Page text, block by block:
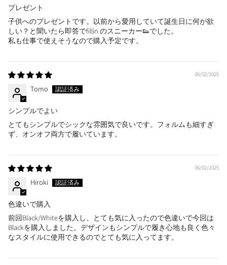
プレゼント
子供へのプレゼントです。以前から愛用していて誕生日に何が欲
しい？と聞いたら即答でfillin のスニーカー👟でした。
私も仕事で使えそうなので購入予定です。
06/02/2025
Tomo
シンプルでよい
とてもシンプルでシックな雰囲気で良いです。フォルムも細すぎ
ず、オンオフ両方で履いています。
06/02/2025
Hiroki
色違いで購入
前回Black/Whiteを購入し、とても気に入ったので色違いで今回は
Blackを購入しました。デザインもシンプルで履き心地も良く色々
なスタイルに使用できるのでとても気に入ってます。